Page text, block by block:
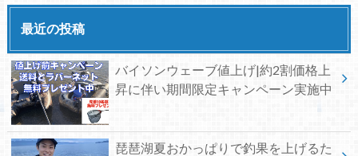
最近の投稿
バイソンウェーブ値上げ|約2割価格上
昇に伴い期間限定キャンペーン実施中
琵琶湖夏おかっぱりで釣果を上げるた